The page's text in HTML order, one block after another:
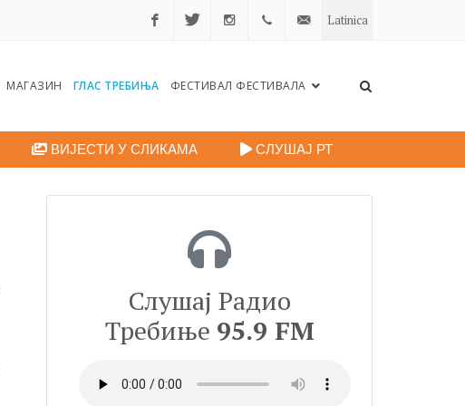
Latinica
МАГАЗИН ГЛАС ТРЕБИЊА ФЕСТИВАЛ ФЕСТИВАЛА
ВИЈЕСТИ У СЛИКАМА СЛУШАЈ РТ
Слушај Радио
Требиње 95.9 FM